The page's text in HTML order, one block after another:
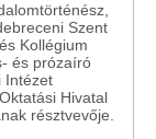
Szent
Kollégium
és prózaíró
Intézet
Hivatal
résztvevője.